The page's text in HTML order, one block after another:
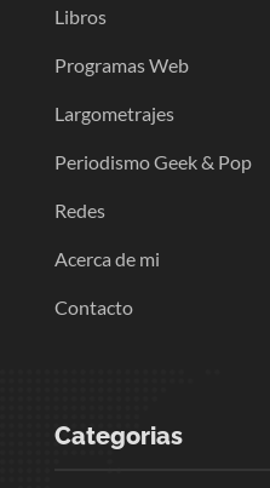
Libros
Programas Web
Largometrajes
Periodismo Geek & Pop
Redes
Acerca de mi
Contacto
Categorias